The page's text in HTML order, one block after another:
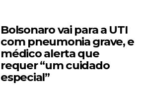
Bolsonaro vai para a UTI
com pneumonia grave, e
médico alerta que
requer “um cuidado
especial”